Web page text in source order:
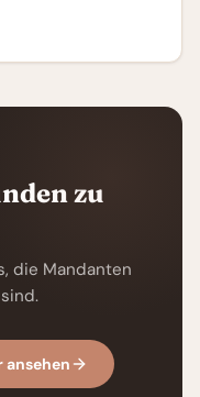
zu
die Mandanten
ansehen